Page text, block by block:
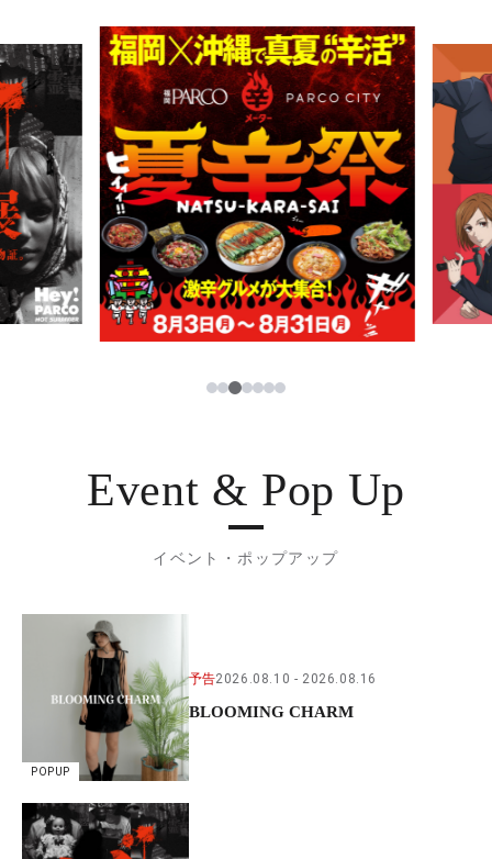
PARCOメンバーズ
123456
Event & Pop Up
イベント・ポップアップ
POPUP
予告2026.08.10 2026.08.16
BLOOMING CHARM